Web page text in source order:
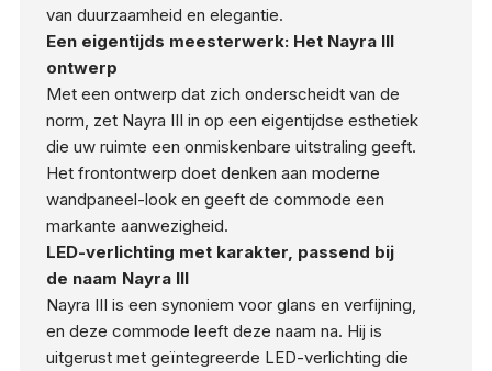
van duurzaamheid en elegantie.
Een eigentijds meesterwerk: Het Nayra III
ontwerp
Met een ontwerp dat zich onderscheidt van de
norm, zet Nayra III in op een eigentijdse esthetiek
die uw ruimte een onmiskenbare uitstraling geeft.
Het frontontwerp doet denken aan moderne
wandpaneel-look en geeft de commode een
markante aanwezigheid.
LED-verlichting met karakter, passend bij
de naam Nayra III
Nayra III is een synoniem voor glans en verfijning,
en deze commode leeft deze naam na. Hij is
uitgerust met geïntegreerde LED-verlichting die